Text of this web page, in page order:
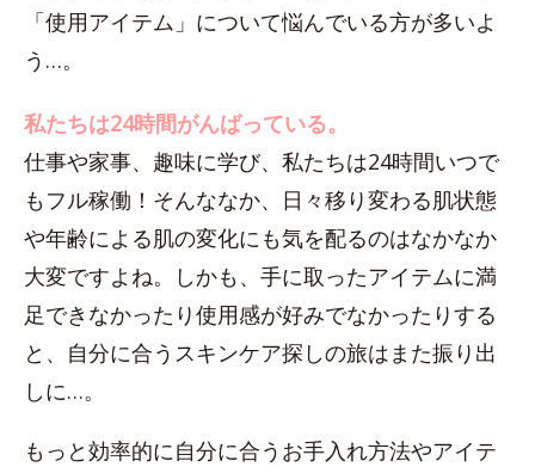
「使用アイテム」について悩んでいる方が多いよ
う…。
私たちは24時間がんばっている。
仕事や家事、趣味に学び、私たちは24時間いつで
もフル稼働！そんななか、日々移り変わる肌状態
や年齢による肌の変化にも気を配るのはなかなか
大変ですよね。しかも、手に取ったアイテムに満
足できなかったり使用感が好みでなかったりする
と、自分に合うスキンケア探しの旅はまた振り出
しに…。
もっと効率的に自分に合うお手入れ方法やアイテ